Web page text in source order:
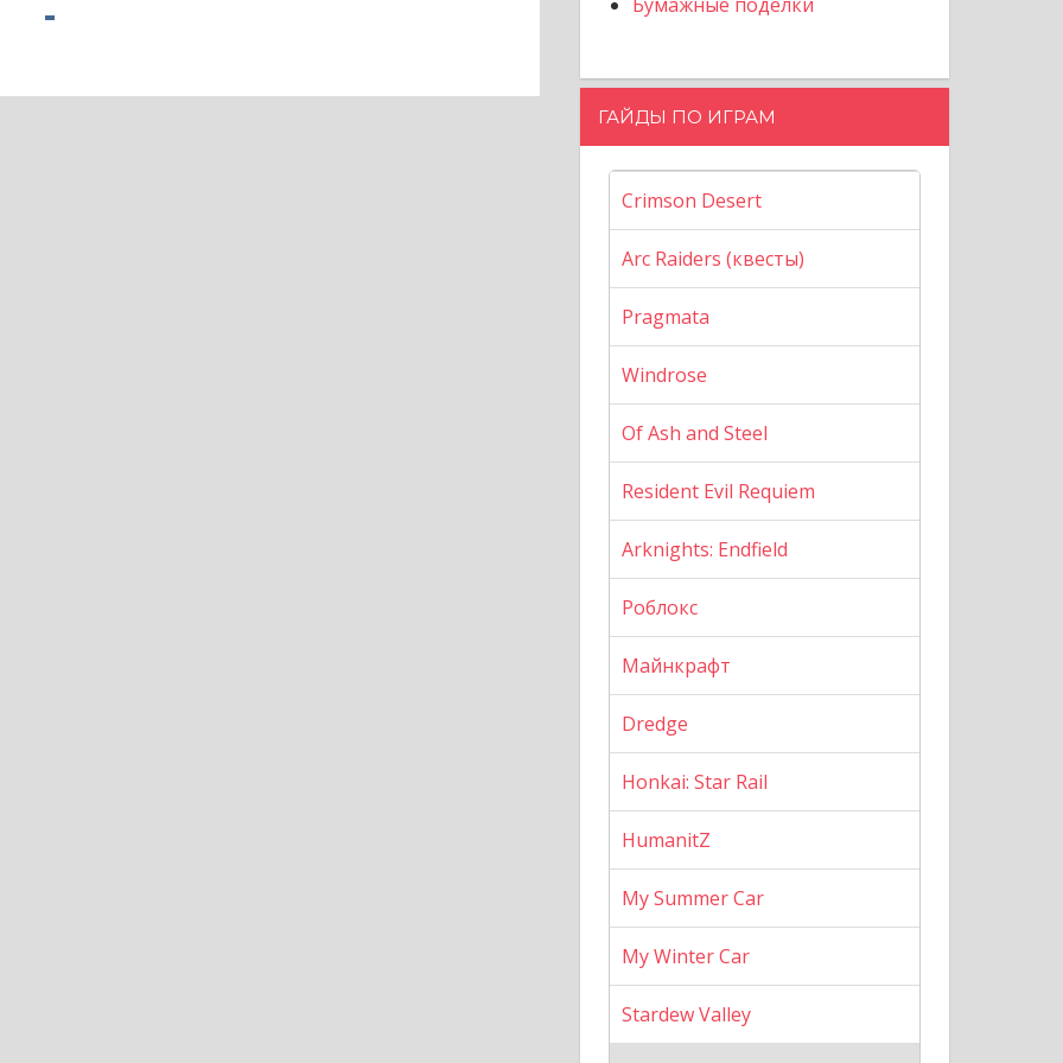
ГАЙДЫ ПО ИГРАМ
Crimson Desert
Arc Raiders (квесты)
Pragmata
Windrose
Of Ash and Steel
Resident Evil Requiem
Arknights: Endfield
Роблокс
Майнкрафт
Dredge
Honkai: Star Rail
HumanitZ
My Summer Car
My Winter Car
Stardew Valley